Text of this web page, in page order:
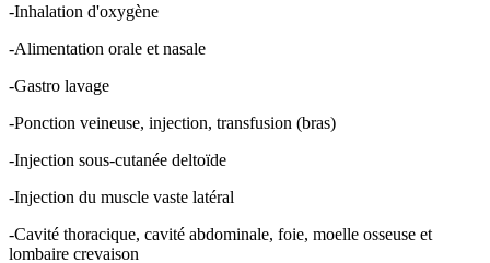
-Inhalation d'oxygène
-Alimentation orale et nasale
-Gastro lavage
-Ponction veineuse, injection, transfusion (bras)
-Injection sous-cutanée deltoïde
-Injection du muscle vaste latéral
-Cavité thoracique, cavité abdominale, foie, moelle osseuse et
lombaire crevaison